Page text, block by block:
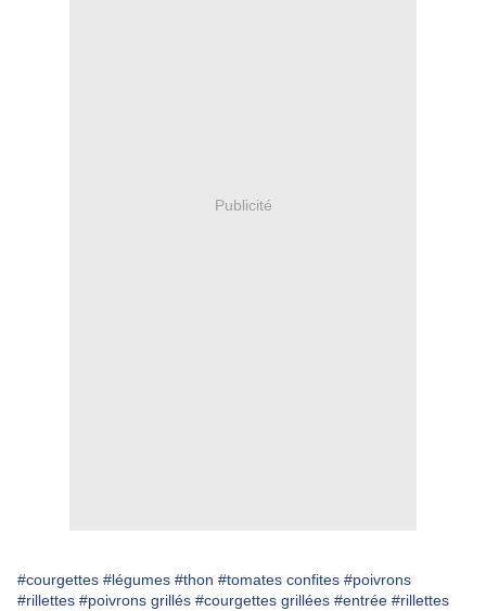
Publicité
#courgettes #légumes #thon #tomates confites #poivrons
#rillettes #poivrons grillés #courgettes grillées #entrée #rillettes